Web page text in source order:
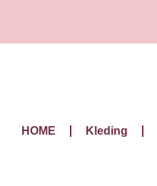
HOME Kleding